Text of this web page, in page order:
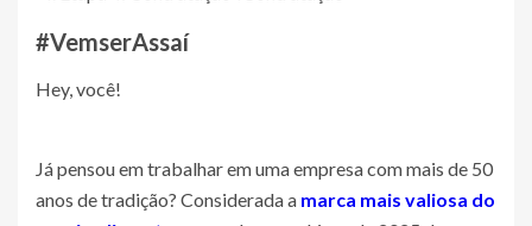
#VemserAssaí
Hey, você!
Já pensou em trabalhar em uma empresa com mais de 50
anos de tradição? Considerada a marca mais valiosa do